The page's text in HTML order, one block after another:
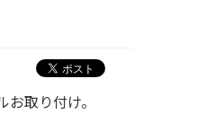
取り付け。